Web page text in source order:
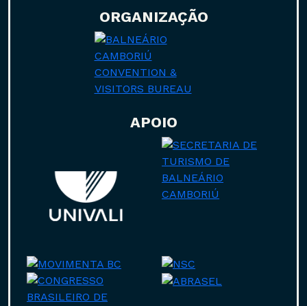
ORGANIZAÇÃO
APOIO